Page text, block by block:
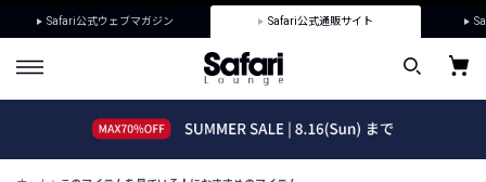
Safari公式ウェブマガジン Safari公式通販サイト